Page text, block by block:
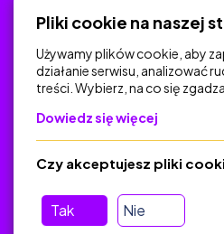
Na skróty
Polityka Prywatności
Regulamin
O platformie
Baza materiałów
Jak zostać autorem
Pliki cookie na naszej
Używamy plików cookie, aby
działanie serwisu, analizować
treści. Wybierz, na co się
Dowiedz się więcej
Tak Nie
Czy akceptujesz pliki